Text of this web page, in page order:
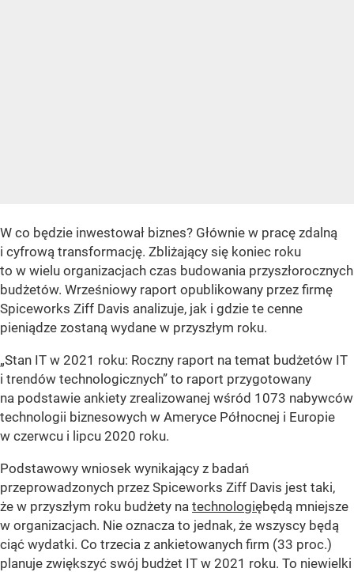
W co będzie inwestował biznes? Głównie w pracę zdalną
i cyfrową transformację. Zbliżający się koniec roku
to w wielu organizacjach czas budowania przyszłorocznych
budżetów. Wrześniowy raport opublikowany przez firmę
Spiceworks Ziff Davis analizuje, jak i gdzie te cenne
pieniądze zostaną wydane w przyszłym roku.
„Stan IT w 2021 roku: Roczny raport na temat budżetów IT
i trendów technologicznych” to raport przygotowany
na podstawie ankiety zrealizowanej wśród 1073 nabywców
technologii biznesowych w Ameryce Północnej i Europie
w czerwcu i lipcu 2020 roku.
Podstawowy wniosek wynikający z badań
przeprowadzonych przez Spiceworks Ziff Davis jest taki,
że w przyszłym roku budżety na technologiębędą mniejsze
w organizacjach. Nie oznacza to jednak, że wszyscy będą
ciąć wydatki. Co trzecia z ankietowanych firm (33 proc.)
planuje zwiększyć swój budżet IT w 2021 roku. To niewielki